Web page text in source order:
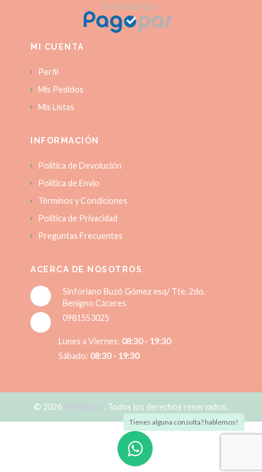
Procesado por
MI CUENTA
Perfil
Mis Pedidos
Mis Listas
INFORMACIÓN
Política de Devolución
Política de Envío
Términos y Condiciones
Política de Privacidad
Preguntas Frecuentes
ACERCA DE NOSOTROS
Sinforiano Buzó Gómez esq/ Tte. 2do.
Benigno Cáceres
0981553025
Lunes a Viernes: 08:30 - 19:30
Sábado: 08:30 - 19:30
© 2026 . Todos los derechos reservados.
Tienes alguna consulta? hablemos!